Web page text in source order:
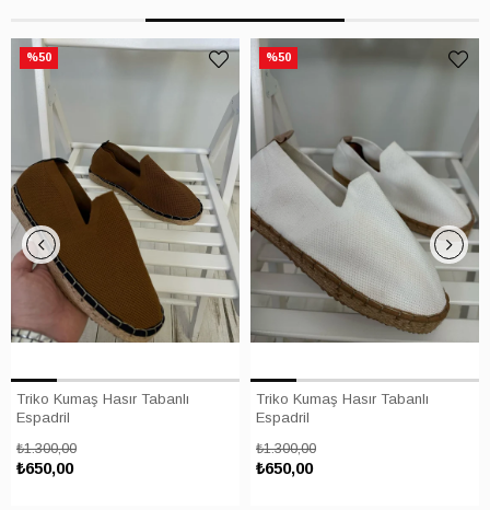
Triko Kumaş Hasır Tabanlı
Espadril
₺650,00
₺1.300,00
%50
Triko Kumaş Hasır Tabanlı
Espadril
₺650,00
₺1.300,00
%50